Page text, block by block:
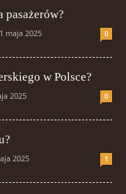
pasażerów?
maja 2025 0
w Polsce?
2025 0
2025 1